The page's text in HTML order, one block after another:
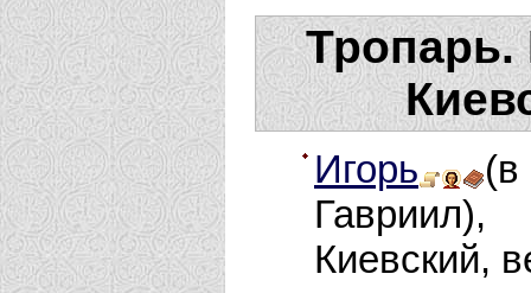
Тропарь.
Игорь
Киевский,